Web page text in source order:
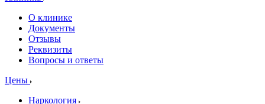
О клинике
Документы
Отзывы
Реквизиты
Вопросы и ответы
Цены
Наркология